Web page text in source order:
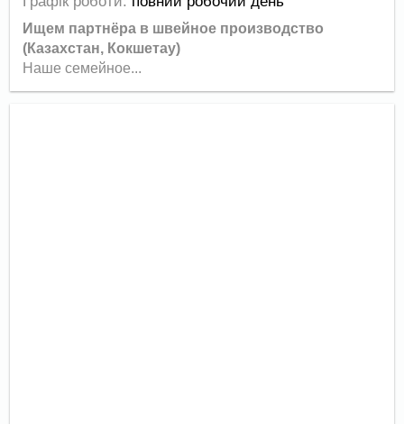
Ищем партнёра в швейное производство
(Казахстан, Кокшетау)
Наше семейное...